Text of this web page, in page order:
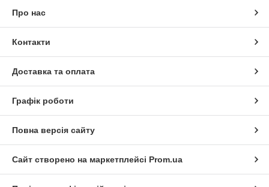
Про нас
Контакти
Доставка та оплата
Графік роботи
Повна версія сайту
Сайт створено на маркетплейсі Prom.ua